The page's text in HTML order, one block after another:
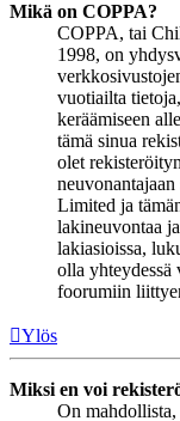
Mikä on COPPA?
COPPA, tai
1998, on
vuotiailta
keräämiseen
tämä sinua
olet
Limited ja
lakineuvontaa
lakiasioissa,
olla yhteydessä
foorumiin
Ylös
Miksi en voi
On